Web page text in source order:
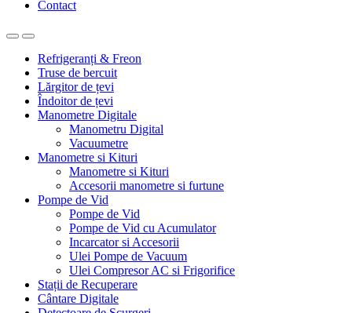
Contact
Refrigeranți & Freon
Truse de bercuit
Lărgitor de țevi
Îndoitor de țevi
Manometre Digitale
Manometru Digital
Vacuumetre
Manometre si Kituri
Manometre si Kituri
Accesorii manometre si furtune
Pompe de Vid
Pompe de Vid
Pompe de Vid cu Acumulator
Incarcator si Accesorii
Ulei Pompe de Vacuum
Ulei Compresor AC si Frigorifice
Stații de Recuperare
Cântare Digitale